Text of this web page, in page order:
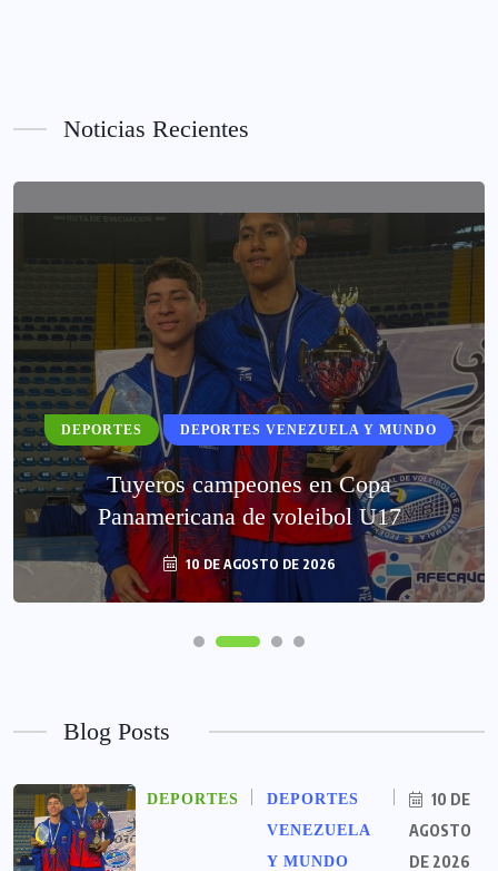
Noticias Recientes
DEPORTES DEPORTES VENEZUELA Y MUNDO
Tuyeros campeones en Copa
Panamericana de voleibol U17
10 DE AGOSTO DE 2026
Blog Posts
DEPORTES
DEPORTES
VENEZUELA
Y MUNDO
10 DE
AGOSTO
DE 2026